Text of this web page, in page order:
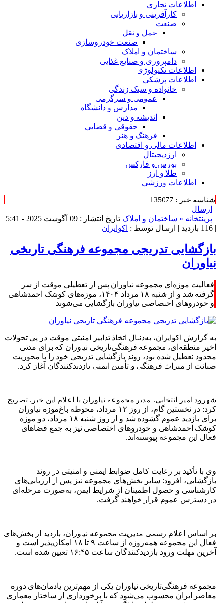
اطلاعات تجاری
کارآفرینی و بازاریابی
صنعت
حمل و نقل
صنعت خودروسازی
ساختمان و املاک
دامپروری و صنایع غذایی
اطلاعات تکنولوژی
اطلاعات پزشکی
خانواده و سبک زندگی
عمومی و سرگرمی
مدارس و دانشگاه
اندیشه و دین
حقوقی و قضایی
فرهنگ و هنر
اطلاعات مالی و اقتصادی
ارزدیجیتال
بورس و فارکس
طلا و ارز
اطلاعات ورزشی
شناسه خبر : 135077
ارسال
پرینتخانه » ساختمان و املاک
تاریخ انتشار : 09 آگوست 2025 - 5:41
| 116 بازدید | ارسال توسط : اکوایران
بازگشایی تدریجی مجموعه فرهنگی‌ تاریخی
نیاوران
فعالیت موزه‌ای مجموعه نیاوران پس از تعطیلی موقت از سر
گرفته شد و از شنبه ۱۸ مرداد ۱۴۰۴، موزه‌های کوشک احمدشاهی
و خودروهای اختصاصی نیاوران بازگشایی می‌شوند.
به گزارش اکوایران، به‌دنبال اتخاذ تدابیر امنیتی موقت در پی تحولات
اخیر منطقه‌ای، مجموعه فرهنگی‌تاریخی نیاوران که برای مدتی
محدود تعطیل شده بود، روند بازگشایی تدریجی خود را با محوریت
صیانت از میراث فرهنگی و تأمین ایمنی بازدیدکنندگان آغاز کرد.
شهرود امیر انتخابی، مدیر مجموعه نیاوران با اعلام این خبر، تصریح
کرد: در نخستین گام، از روز ۱۲ مرداد، محوطه باغ‌موزه نیاوران
برای بازدید عموم گشوده شد و از روز شنبه ۱۸ مرداد، دو موزه
کوشک احمدشاهی و خودروهای اختصاصی نیز به جمع فضاهای
فعال این مجموعه پیوسته‌اند.
وی با تأکید بر رعایت کامل ضوابط ایمنی و امنیتی در روند
بازگشایی، افزود: سایر بخش‌های مجموعه نیز پس از ارزیابی‌های
کارشناسی و حصول اطمینان از شرایط ایمن، به‌صورت مرحله‌ای
در دسترس عموم قرار خواهند گرفت.
بر اساس اعلام رسمی مدیریت مجموعه نیاوران، بازدید از بخش‌های
فعال این مجموعه همه‌روزه از ساعت ۹ تا ۱۸ امکان‌پذیر است و
آخرین مهلت ورود بازدیدکنندگان ساعت ۱۶:۴۵ تعیین شده است.
مجموعه فرهنگی‌تاریخی نیاوران یکی از مهم‌ترین یادمان‌های دوره
معاصر ایران محسوب می‌شود که با برخورداری از ساختار معماری